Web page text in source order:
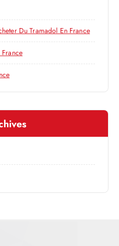
Du Tramadol En France